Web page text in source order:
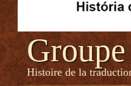
Histoire de la